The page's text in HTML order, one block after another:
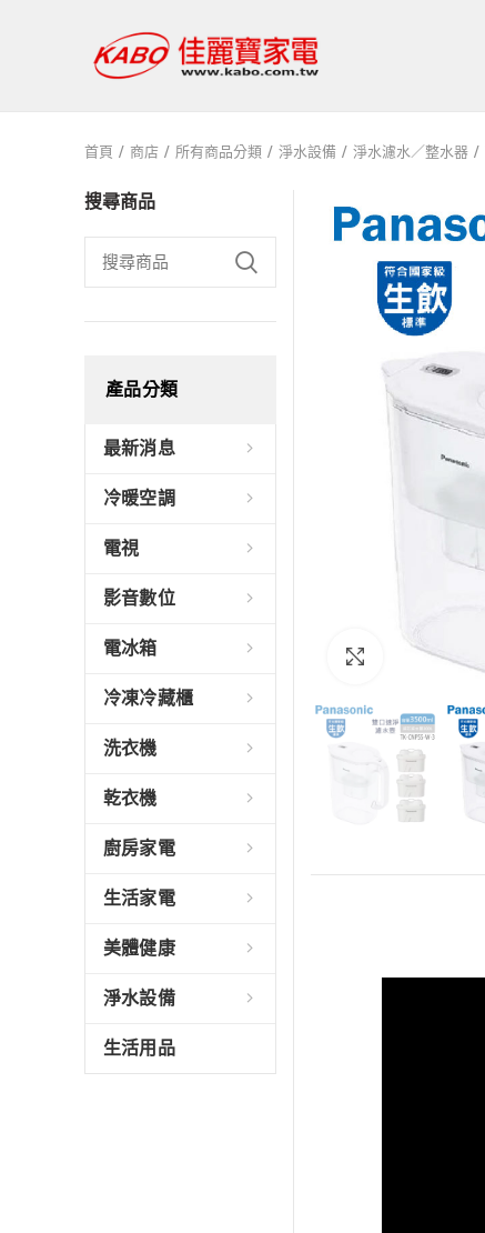
首頁 商店 所有商品分類 淨水設備 淨水濾水／整水器
Click to enlarge
搜尋商品
產品分類
最新消息
冷暖空調
電視
影音數位
電冰箱
冷凍冷藏櫃
洗衣機
乾衣機
廚房家電
生活家電
美體健康
淨水設備
生活用品